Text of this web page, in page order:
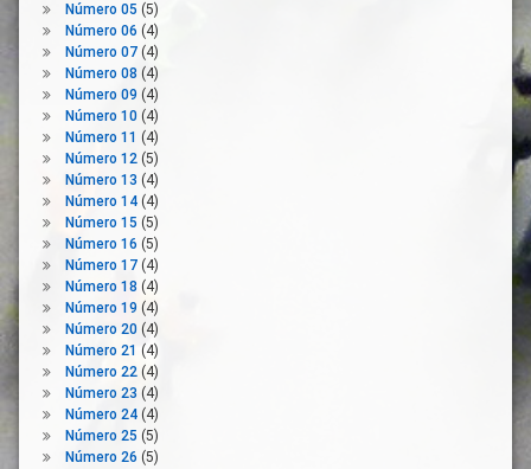
Medidas
Protectoras
Medidas
Sociales
Medidas
Urgentes
Normalidad
Normativa
Pandemia
Plantilla
Prestación
Prórroga
Protección
Por
Desempleo
Reactivación
Económica
Número 05 (5)
Número 06 (4)
Número 07(4)
Número 08 (4)
Número 09 (4)
Número 10(4)
Número 11 (4)
Número 12(5)
Número 13 (4)
Número 14(4)
Número 15 (5)
Número 16 (5)
Número 17(4)
Número 18 (4)
Número 19 (4)
Número 20(4)
Número 21 (4)
Número 22(4)
Número 23(4)
Número 24(4)
Número 25 (5)
Número 26 (5)